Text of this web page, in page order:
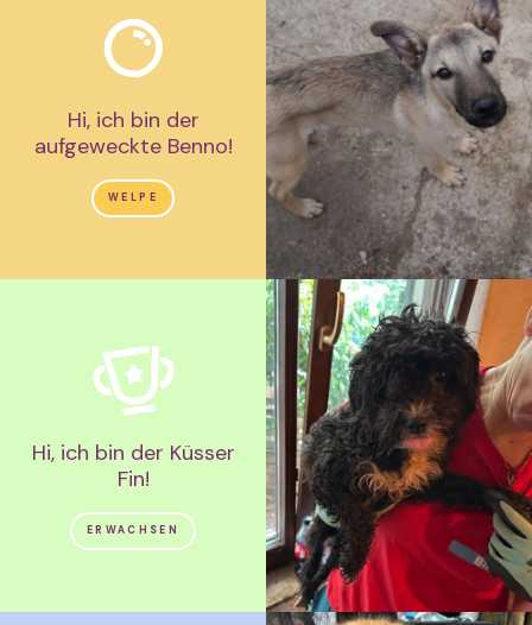
Hi, ich bin der
aufgeweckte Benno!
WELPE
Hi, ich bin der Küsser
Fin!
ERWACHSEN